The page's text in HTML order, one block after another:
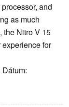
and
as much
the Nitro V 15
for